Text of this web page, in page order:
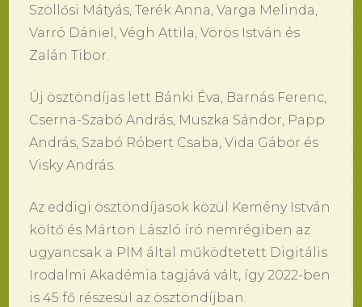
Szöllősi Mátyás, Terék Anna, Varga Melinda,
Varró Dániel, Végh Attila, Vörös István és
Zalán Tibor.
Új ösztöndíjas lett Bánki Éva, Barnás Ferenc,
Cserna-Szabó András, Muszka Sándor, Papp
András, Szabó Róbert Csaba, Vida Gábor és
Visky András.
Az eddigi ösztöndíjasok közül Kemény István
költő és Márton László író nemrégiben az
ugyancsak a PIM által működtetett Digitális
Irodalmi Akadémia tagjává vált, így 2022-ben
is 45 fő részesül az ösztöndíjban.